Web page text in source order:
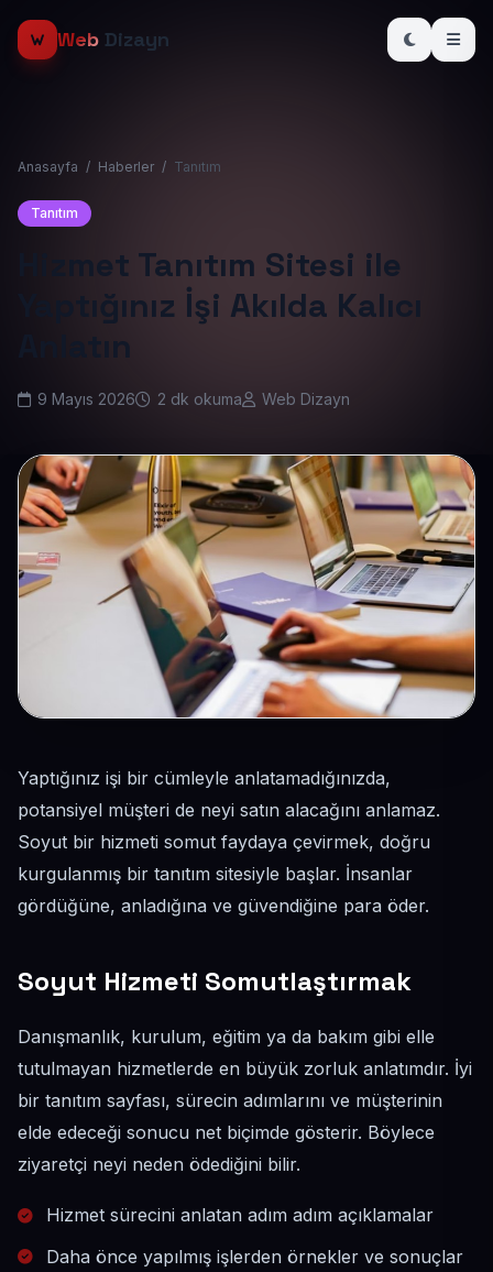
Web Dizayn
Anasayfa / Haberler / Tanıtım
Tanıtım
Hizmet Tanıtım Sitesi ile
Yaptığınız İşi Akılda Kalıcı
Anlatın
9 Mayıs 2026 2 dk okuma Web Dizayn
Yaptığınız işi bir cümleyle anlatamadığınızda,
potansiyel müşteri de neyi satın alacağını anlamaz.
Soyut bir hizmeti somut faydaya çevirmek, doğru
kurgulanmış bir tanıtım sitesiyle başlar. İnsanlar
gördüğüne, anladığına ve güvendiğine para öder.
Soyut Hizmeti Somutlaştırmak
Danışmanlık, kurulum, eğitim ya da bakım gibi elle
tutulmayan hizmetlerde en büyük zorluk anlatımdır. İyi
bir tanıtım sayfası, sürecin adımlarını ve müşterinin
elde edeceği sonucu net biçimde gösterir. Böylece
ziyaretçi neyi neden ödediğini bilir.
Hizmet sürecini anlatan adım adım açıklamalar
Daha önce yapılmış işlerden örnekler ve sonuçlar